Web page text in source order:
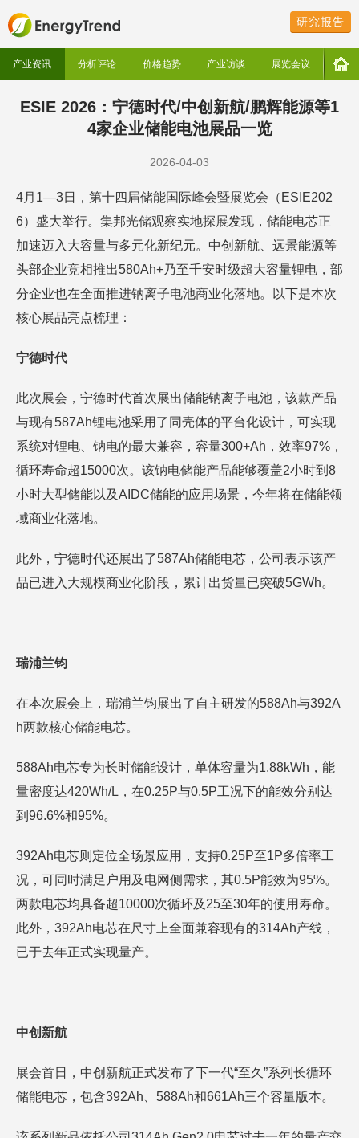
研究报告
产业资讯 分析评论 价格趋势 产业访谈 展览会议
ESIE 2026：宁德时代/中创新航/鹏辉能源等1
4家企业储能电池展品一览
2026-04-03
4月1—3日，第十四届储能国际峰会暨展览会（ESIE202
6）盛大举行。集邦光储观察实地探展发现，储能电芯正
加速迈入大容量与多元化新纪元。中创新航、远景能源等
头部企业竞相推出580Ah+乃至千安时级超大容量锂电，部
分企业也在全面推进钠离子电池商业化落地。以下是本次
核心展品亮点梳理：
宁德时代
此次展会，宁德时代首次展出储能钠离子电池，该款产品
与现有587Ah锂电池采用了同壳体的平台化设计，可实现
系统对锂电、钠电的最大兼容，容量300+Ah，效率97%，
循环寿命超15000次。该钠电储能产品能够覆盖2小时到8
小时大型储能以及AIDC储能的应用场景，今年将在储能领
域商业化落地。
此外，宁德时代还展出了587Ah储能电芯，公司表示该产
品已进入大规模商业化阶段，累计出货量已突破5GWh。
瑞浦兰钧
在本次展会上，瑞浦兰钧展出了自主研发的588Ah与392A
h两款核心储能电芯。
588Ah电芯专为长时储能设计，单体容量为1.88kWh，能
量密度达420Wh/L，在0.25P与0.5P工况下的能效分别达
到96.6%和95%。
392Ah电芯则定位全场景应用，支持0.25P至1P多倍率工
况，可同时满足户用及电网侧需求，其0.5P能效为95%。
两款电芯均具备超10000次循环及25至30年的使用寿命。
此外，392Ah电芯在尺寸上全面兼容现有的314Ah产线，
已于去年正式实现量产。
中创新航
展会首日，中创新航正式发布了下一代“至久”系列长循环
储能电芯，包含392Ah、588Ah和661Ah三个容量版本。